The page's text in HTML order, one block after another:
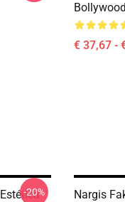
€ 37,67 -
-20%
Nargis